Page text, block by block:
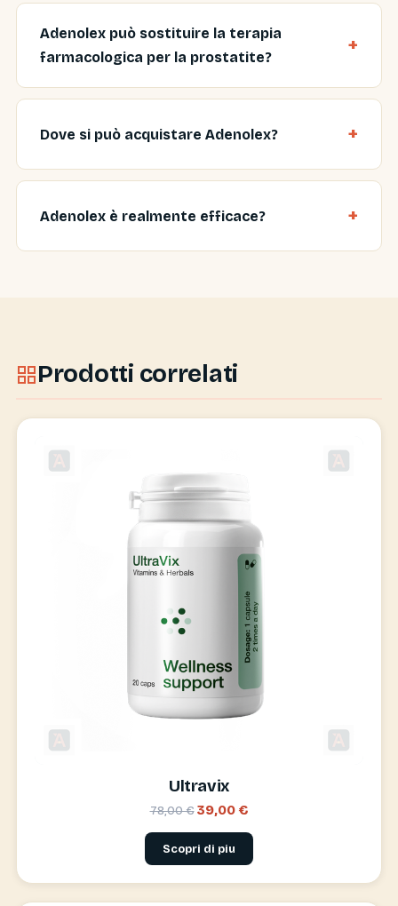
Adenolex può sostituire la terapia
farmacologica per la prostatite?
Dove si può acquistare Adenolex?
Adenolex è realmente efficace?
Prodotti correlati
Ultravix
78,00 €39,00 €
Scopri di piu